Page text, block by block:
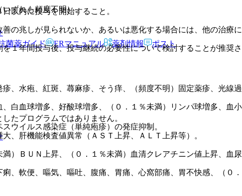
ずれも頻度不明）。
、水疱、紅斑、蕁麻疹、そう痒、（頻度不明）固定薬疹、光線過
白血球増多、好酸球増多、（０．１％未満）リンパ球増多、血
、肝機能検査値異常（ＡＳＴ上昇、ＡＬＴ上昇等）。
）ＢＵＮ上昇、（０．１％未満）血清クレアチニン値上昇、血
、軟便、嘔気、嘔吐、腹痛、胃痛、心窩部痛、胃不快感、（０
以内に投与を開始すること。
の兆しが見られないか、あるいは悪化する場合には、他の治療に
１年間投与後、投与継続の必要性について検討することが推奨さ
ウイルス感染症（単純疱疹）の発症抑制。
菌薬ガイド ERマニュアル 薬剤情報 ポスト
たプログラムではありません。